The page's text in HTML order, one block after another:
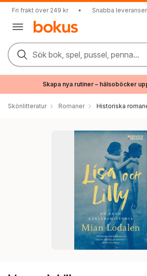
Fri frakt över 249 kr • Snabba leveranser
Sök bok, spel, pussel, penna...
Skapa nya rutiner – hälsoböcker
Skönlitteratur Romaner Historiska